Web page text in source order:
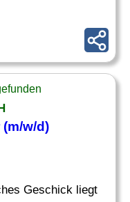
(m/w/d)
Geschick liegt